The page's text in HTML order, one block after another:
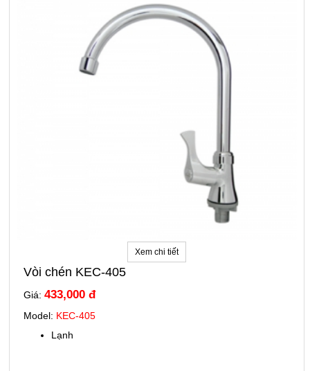
Xem chi tiết
Vòi chén KEC-405
Giá: 433,000 đ
Model: KEC-405
Lạnh